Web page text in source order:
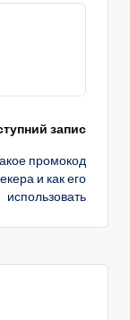
запис
промокод
и как его
использовать